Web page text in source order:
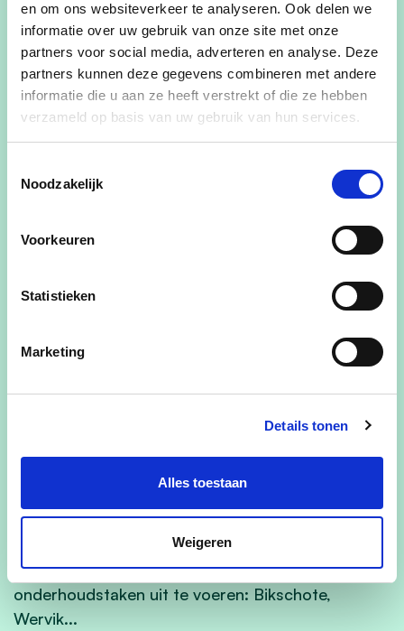
en om ons websiteverkeer te analyseren. Ook delen we
informatie over uw gebruik van onze site met onze
partners voor social media, adverteren en analyse. Deze
partners kunnen deze gegevens combineren met andere
informatie die u aan ze heeft verstrekt of die ze hebben
verzameld op basis van uw gebruik van hun services.
Noodzakelijk
Voorkeuren
Statistieken
Marketing
Details tonen
Alles toestaan
Weigeren
De kerkgebouwen behoren tot het beeldbepalend
erfgoed van onze dorpen. De gemeente, die er
trouwens eigenaar van is, dient ze dan ook
degelijk te onderhouden.
Ook de geschiedenis van onze streek boeit mij.
al verschillende jaren voorzitter ben, graven we
vooral in het verre verleden van de 16e eeuw met
de organisatie van spreekbeurten en uitstappen
voor het ruime publiek
Maar ook het minder verre verleden interesseert
verzamelen
Inmiddels is dat al uitgegroeid tot een flinke
van de boekdrukkunst, die vanaf de 1455 tot
omstreeks 1980 werd gebruikt.
molenaarverbonden aan de Heuvellandse
Lijstermolen. Maar ook op andere molens kom ik
vaak langs om er te malen, te gidsen,
onderhoudstaken uit te voeren: Bikschote,
Wervik...